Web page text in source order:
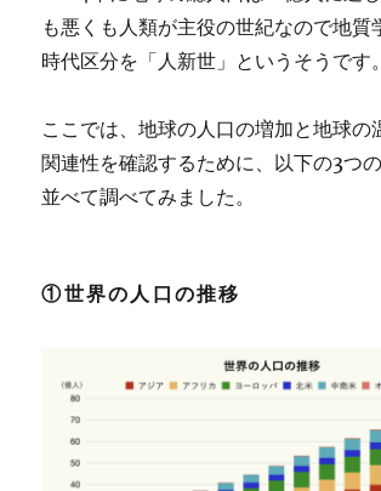
も悪くも人類が主役の世紀なので地質
時代区分を「人新世」というそうです。
ここでは、地球の人口の増加と地球の
関連性を確認するために、以下の3つ
並べて調べてみました。
①世界の人口の推移